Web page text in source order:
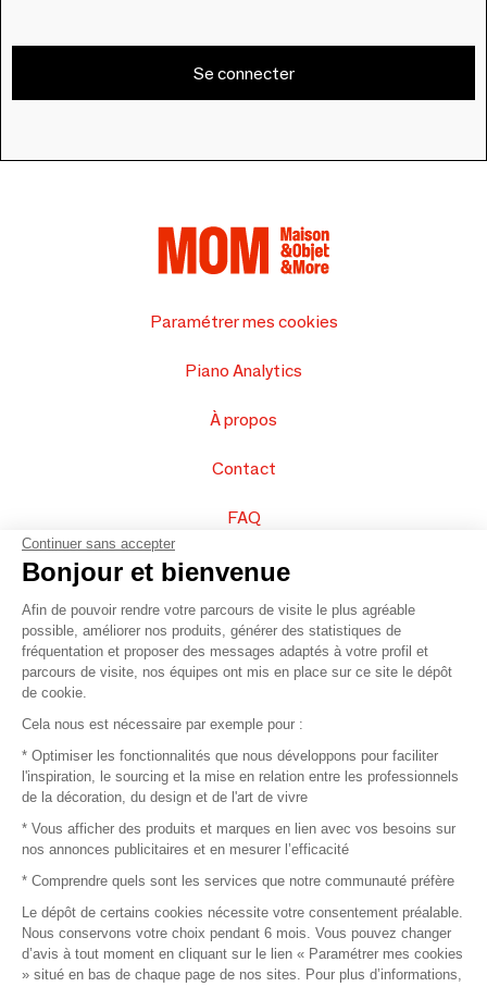
Se connecter
Paramétrer mes cookies
Piano Analytics
À propos
Contact
FAQ
Vendez vos produits
Plan du site
© 2016 –Organisation SAFI
Recrutement
Mentions légales
Conditions commerciales
Continuer sans accepter
Bonjour et bienvenue
Afin de pouvoir rendre votre parcours de visite le plus agréable
possible, améliorer nos produits, générer des statistiques de
fréquentation et proposer des messages adaptés à votre profil et
parcours de visite, nos équipes ont mis en place sur ce site le dépôt
de cookie.
Cela nous est nécessaire par exemple pour :
* Optimiser les fonctionnalités que nous développons pour faciliter
l'inspiration, le sourcing et la mise en relation entre les professionnels
de la décoration, du design et de l'art de vivre
* Vous afficher des produits et marques en lien avec vos besoins sur
nos annonces publicitaires et en mesurer l’efficacité
* Comprendre quels sont les services que notre communauté préfère
Le dépôt de certains cookies nécessite votre consentement préalable.
Nous conservons votre choix pendant 6 mois. Vous pouvez changer
d’avis à tout moment en cliquant sur le lien « Paramétrer mes cookies
» situé en bas de chaque page de nos sites. Pour plus d’informations,